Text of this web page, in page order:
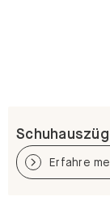
Erfahre